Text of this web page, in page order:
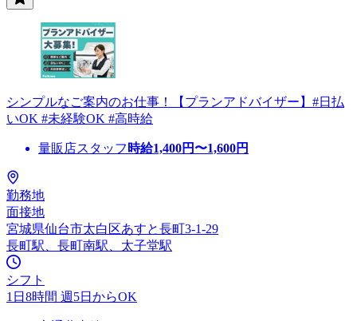
シンプルなご案内のお仕事！【プランアドバイザー】#日払
いOK #未経験OK #高時給
量販店スタッフ 時給1,400円〜1,600円
勤務地
面接地
宮城県仙台市太白区あすと長町3-1-29
長町駅、長町南駅、太子堂駅
シフト
1日8時間 週5日からOK